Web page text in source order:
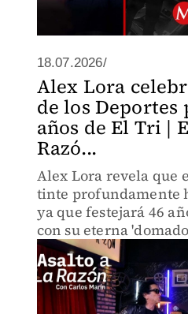
18.07.2026/
Alex Lora
de los Deportes
años de El Tri |
Razó...
Alex Lora revela que
tinte profundamente
ya que festejará 46
con su eterna
con quien se flechó
de Avándaro.